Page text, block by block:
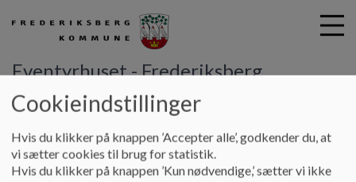
Eventyrhuset - Frederiksberg
Sogns Børnehus
Til nye forældre Rundvisning
Cookieindstillinger
Hvis du klikker på knappen ’Accepter alle’, godkender du, at
vi sætter cookies til brug for statistik.
Hvis du klikker på knappen ’Kun nødvendige,’ sætter vi ikke